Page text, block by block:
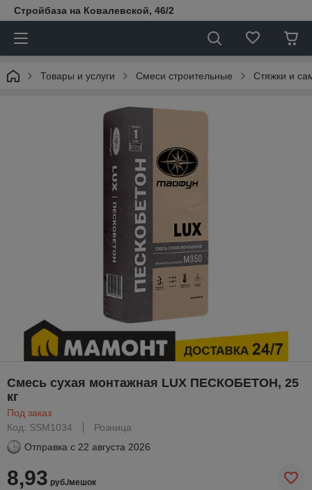
Стройбаза на Ковалевской, 46/2
Товары и услуги Смеси строительные Стяжки и
Смесь сухая монтажная LUX ПЕСКОБЕТОН, 25
кг
Под заказ
Код: SSM1034
Розница
Отправка с 22 августа 2026
8,93 руб./мешок